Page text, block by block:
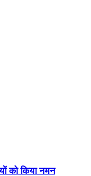
को किया नमन